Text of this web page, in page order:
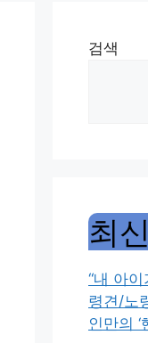
검색
최
“내 아
령견/노
인만의 ‘